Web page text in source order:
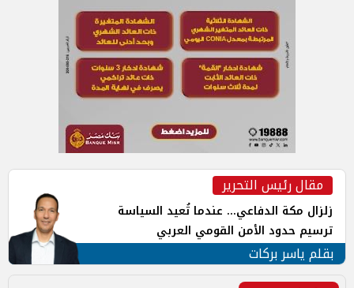
مقال رئيس التحرير
زلزال مكة الدفاعي... عندما تُعيد السياسة
ترسيم حدود الأمن القومي العربي
بقلم ياسر بركات